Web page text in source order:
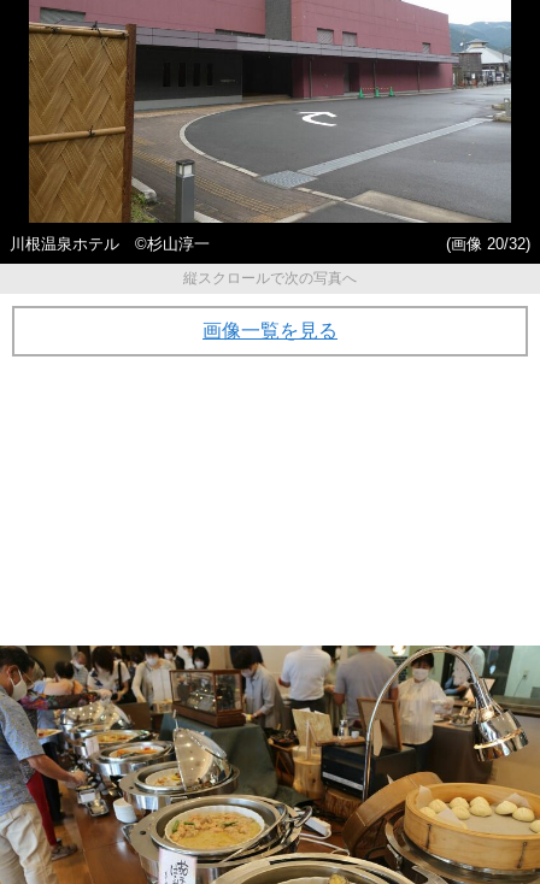
川根温泉ホテル ©杉山淳一
(画像 20/32)
縦スクロールで次の写真へ
画像一覧を見る